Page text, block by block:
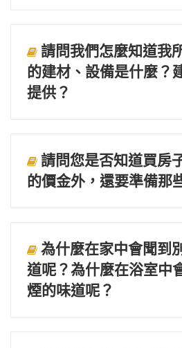
請問我們怎麼知道我
的建材、設備是什麼？
提供？
請問您是否知道買房
的價金外，還要準備那
為什麼在家中會聞到
道呢？為什麼在浴室中
煙的味道呢？